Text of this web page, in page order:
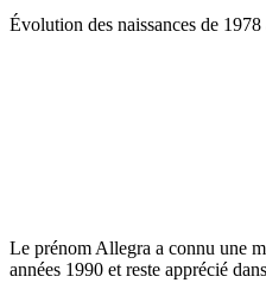
Évolution des naissances de 1978
Le prénom Allegra a connu une
années 1990 et reste apprécié